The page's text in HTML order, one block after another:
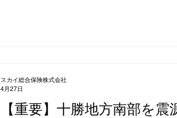
【重要】十勝地方南部を震
スカイ総合保険株式会社
4月27日